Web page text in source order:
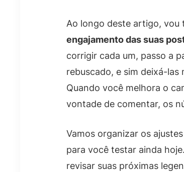
Ao longo deste artigo, vou
engajamento das suas
corrigir cada um, passo a
rebuscado, e sim deixá-las
Quando você melhora o
vontade de comentar, os
Vamos organizar os
para você testar ainda
revisar suas próximas